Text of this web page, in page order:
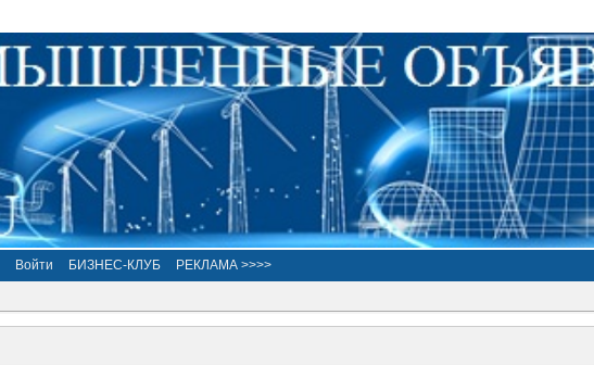
Войти БИЗНЕС-КЛУБ РЕКЛАМА >>>>